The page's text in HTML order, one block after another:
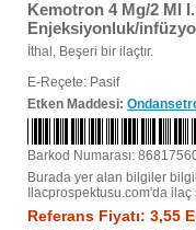
Kemotron 4 Mg/2 Ml
Enjeksiyonluk/
İthal, Beşeri bir ilaçtır.
E-Reçete: Pasif
Etken Maddesi:
Barkod Numarası:
Burada yer alan bilgiler
Ilacprospektusu.com'da ilaç
Referans Fiyatı: 3,55